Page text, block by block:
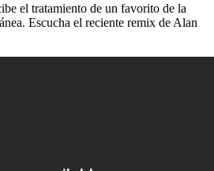
el tratamiento de un favorito de la
Escucha el reciente remix de Alan